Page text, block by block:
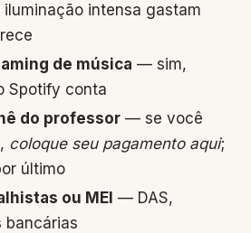
intensa gastam
de música — sim,
Spotify conta
do professor — se você
coloque seu pagamento aqui;
último
ou MEI — DAS,
bancárias